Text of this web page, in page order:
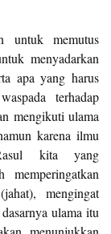
untuk memutus
menyadarkan
apa yang harus
terhadap
mengikuti ulama
karena ilmu
kita yang
memperingatkan
mengingat
ulama itu